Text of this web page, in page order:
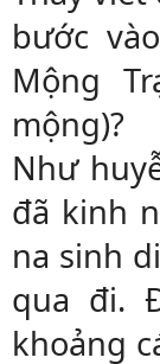
bước
Mộng
mộng)?
Như
đã kinh
na sinh
qua đi.
khoảng